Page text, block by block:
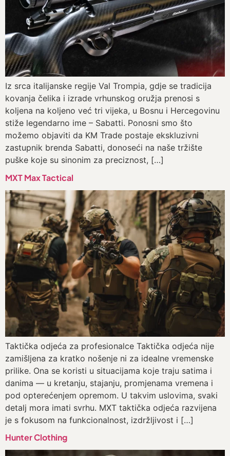
Iz srca italijanske regije Val Trompia, gdje se tradicija
kovanja čelika i izrade vrhunskog oružja prenosi s
koljena na koljeno već tri vijeka, u Bosnu i Hercegovinu
stiže legendarno ime – Sabatti. Ponosni smo što
možemo objaviti da KM Trade postaje ekskluzivni
zastupnik brenda Sabatti, donoseći na naše tržište
puške koje su sinonim za preciznost, […]
MXT Max Tactical
Taktička odjeća za profesionalce Taktička odjeća nije
zamišljena za kratko nošenje ni za idealne vremenske
prilike. Ona se koristi u situacijama koje traju satima i
danima — u kretanju, stajanju, promjenama vremena i
pod opterećenjem opremom. U takvim uslovima, svaki
detalj mora imati svrhu. MXT taktička odjeća razvijena
je s fokusom na funkcionalnost, izdržljivost i […]
Hunter Clothing